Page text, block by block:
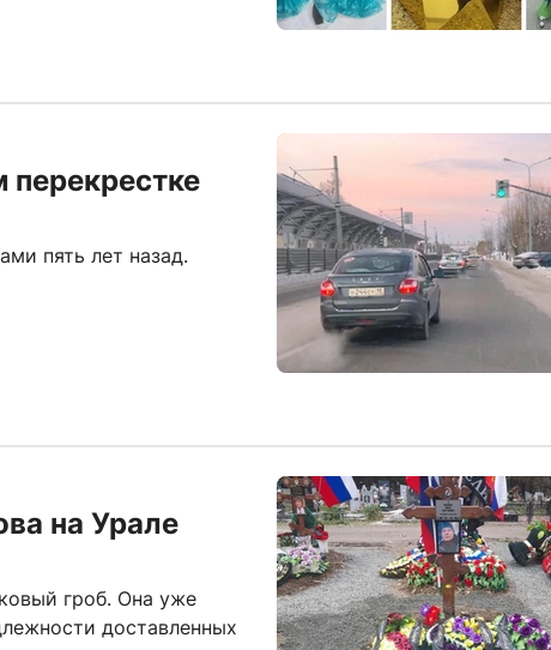
перекрестке
пять лет назад.
на Урале
гроб. Она уже
доставленных